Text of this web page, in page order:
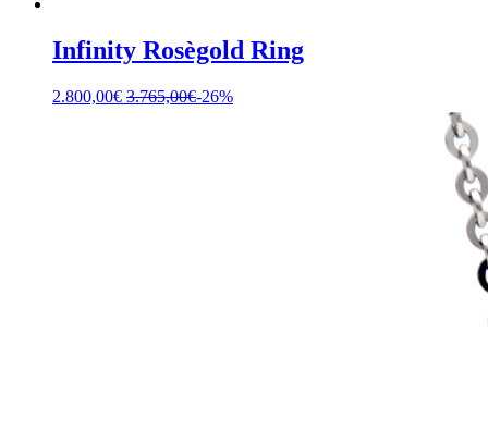
Infinity Rosègold Ring
2.800,00€ 3.765,00€-26%